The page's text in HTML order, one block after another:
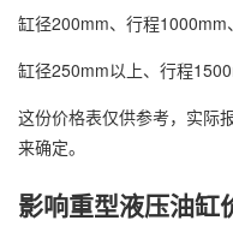
缸径200mm、行程
缸径250mm以上、行程
这份价格表仅供参考，实际
来确定。
影响重型液压油缸